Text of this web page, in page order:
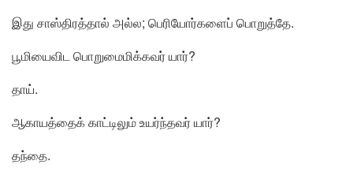
இது சாஸ்திரத்தால் அல்ல; பெரியோர்களைப் பொறுத்தே.
பூமியைவிட பொறுமைமிக்கவர் யார்?
தாய்.
ஆகாயத்தைக் காட்டிலும் உயர்ந்தவர் யார்?
தந்தை.